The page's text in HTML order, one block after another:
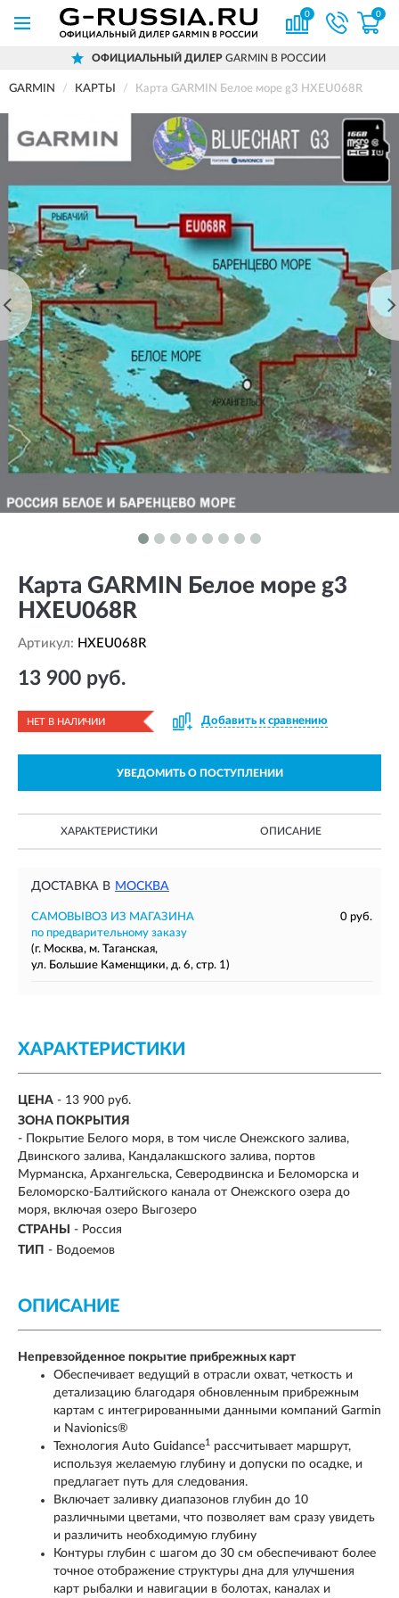
0 0
ОФИЦИАЛЬНЫЙ ДИЛЕР GARMIN В РОССИИ
GARMIN КАРТЫ Карта GARMIN Белое море g3 HXEU068R
Карта GARMIN Белое море g3
HXEU068R
Артикул: HXEU068R
13 900 руб.
НЕТ В НАЛИЧИИ Добавить к сравнению
УВЕДОМИТЬ О ПОСТУПЛЕНИИ
ХАРАКТЕРИСТИКИ ОПИСАНИЕ
ДОСТАВКА В МОСКВА
САМОВЫВОЗ ИЗ МАГАЗИНА
0 руб.
по предварительному заказу
(г. Москва, м. Таганская,
ул. Большие Каменщики, д. 6, стр. 1)
ХАРАКТЕРИСТИКИ
ЦЕНА - 13 900 руб.
ЗОНА ПОКРЫТИЯ
- Покрытие Белого моря, в том числе Онежского залива,
Двинского залива, Кандалакшского залива, портов
Мурманска, Архангельска, Северодвинска и Беломорска и
Беломорско-Балтийского канала от Онежского озера до
моря, включая озеро Выгозеро
СТРАНЫ
- Россия
ТИП - Водоемов
ОПИСАНИЕ
Непревзойденное покрытие прибрежных карт
Обеспечивает ведущий в отрасли охват, четкость и
детализацию благодаря обновленным прибрежным
картам с интегрированными данными компаний Garmin
и Navionics®
Технология Auto Guidance1
рассчитывает маршрут,
используя желаемую глубину и допуски по осадке, и
предлагает путь для следования.
Включает заливку диапазонов глубин до 10
различными цветами, что позволяет вам сразу увидеть
и различить необходимую глубину
Контуры глубин с шагом до 30 см обеспечивают более
точное отображение структуры дна для улучшения
карт рыбалки и навигации в болотах, каналах и